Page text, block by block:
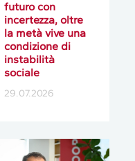
futuro con
incertezza, oltre
la metà vive una
condizione di
instabilità
sociale
29.07.2026